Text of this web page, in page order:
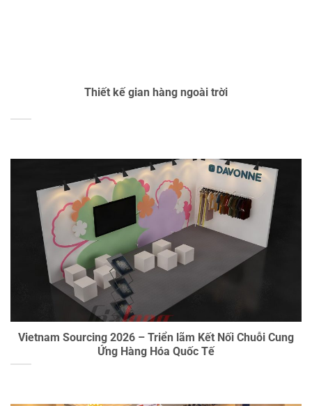
Thiết kế gian hàng ngoài trời
Vietnam Sourcing 2026 – Triển lãm Kết Nối Chuỗi Cung
Ứng Hàng Hóa Quốc Tế